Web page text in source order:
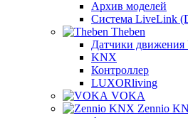
Архив моделей
Система LiveLink
Theben
Датчики
KNX
Контроллер
LUXORliving
VOKA
Zennio